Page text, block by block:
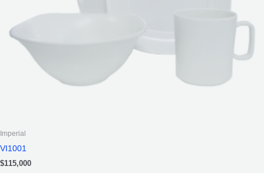
Imperial
VI1001
$115,000